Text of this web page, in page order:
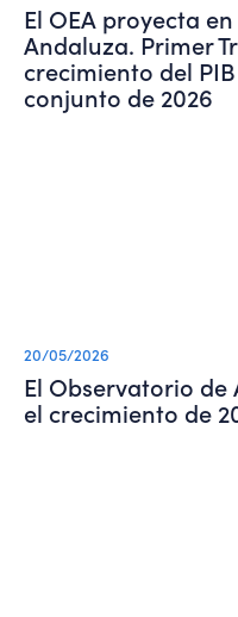
El OEA proyecta
Andaluza. Primer
crecimiento del
conjunto de 2026
20/05/2026
El Observatorio
el crecimiento de